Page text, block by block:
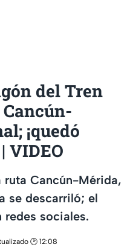
del Tren
¡quedó
VIDEO
ruta Cancún-Mérida,
se descarriló; el
redes sociales.
🕑 12:08